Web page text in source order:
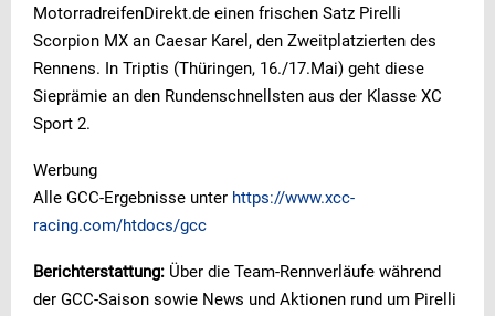
MotorradreifenDirekt.de einen frischen Satz Pirelli
Scorpion MX an Caesar Karel, den Zweitplatzierten des
Rennens. In Triptis (Thüringen, 16./17.Mai) geht diese
Sieprämie an den Rundenschnellsten aus der Klasse XC
Sport 2.
Werbung
Alle GCC-Ergebnisse unter https://www.xcc-
racing.com/htdocs/gcc
Berichterstattung: Über die Team-Rennverläufe während
der GCC-Saison sowie News und Aktionen rund um Pirelli